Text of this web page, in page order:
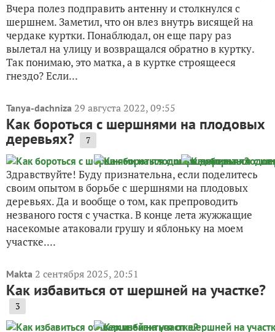
Вчера полез подправить антенну и столкнулся с
шершнем. Заметил, что он влез внутрь висящей на
чердаке куртки. Понаблюдал, он еще пару раз
вылетал на улицу и возвращался обратно в куртку.
Так понимаю, это матка, а в куртке строящееся
гнездо? Если...
Tanya-dachniza 29 августа 2022, 09:55
Как бороться с шершнями на плодовых
деревьях? 7
Здравствуйте! Буду признательна, если поделитесь
своим опытом в борьбе с шершнями на плодовых
деревьях. Да и вообще о том, как препроводить
незваного гостя с участка. В конце лета жужжащие
насекомые атаковали грушу и яблоньку на моем
участке....
Makta 2 сентября 2025, 20:51
Как избавиться от шершней на участке?
3